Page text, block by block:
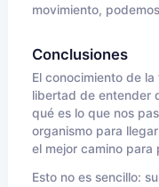
movimiento,
Conclusiones
El conocimiento de
libertad de entender
qué es lo que nos
organismo para
el mejor camino para
Esto no es sencillo: